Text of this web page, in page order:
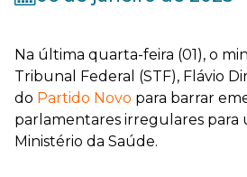
Na última quarta-feira (01), o
Tribunal Federal (STF), Flávio
do Partido Novo para barrar
parlamentares irregulares para
Ministério da Saúde.